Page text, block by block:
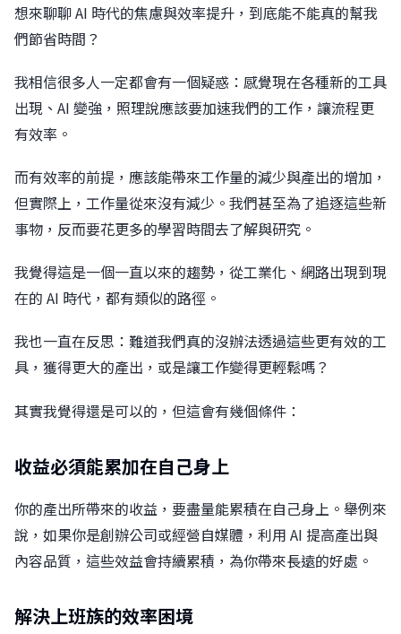
想來聊聊 AI 時代的焦慮與效率提升，到底能不能真的幫我
們節省時間？
我相信很多人一定都會有一個疑惑：感覺現在各種新的工具
出現、AI 變強，照理說應該要加速我們的工作，讓流程更
有效率。
而有效率的前提，應該能帶來工作量的減少與產出的增加，
但實際上，工作量從來沒有減少。我們甚至為了追逐這些新
事物，反而要花更多的學習時間去了解與研究。
我覺得這是一個一直以來的趨勢，從工業化、網路出現到現
在的 AI 時代，都有類似的路徑。
我也一直在反思：難道我們真的沒辦法透過這些更有效的工
具，獲得更大的產出，或是讓工作變得更輕鬆嗎？
其實我覺得還是可以的，但這會有幾個條件：
收益必須能累加在自己身上
你的產出所帶來的收益，要盡量能累積在自己身上。舉例來
說，如果你是創辦公司或經營自媒體，利用 AI 提高產出與
內容品質，這些效益會持續累積，為你帶來長遠的好處。
解決上班族的效率困境